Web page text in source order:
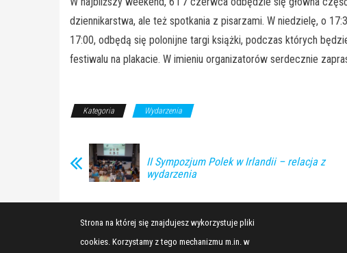
dziennikarstwa, ale też spotkania z pisarzami. W niedzielę, o
17:00, odbędą się polonijne targi książki, podczas których
festiwalu na plakacie. W imieniu organizatorów serdecznie
Kategoria Wydarzenia
II Sympozjum Polek w Irlandii – relacja z
wydarzenia
Strona na której się znajdujesz wykorzystuje pliki
cookies. Korzystamy z tego mechanizmu m.in. w